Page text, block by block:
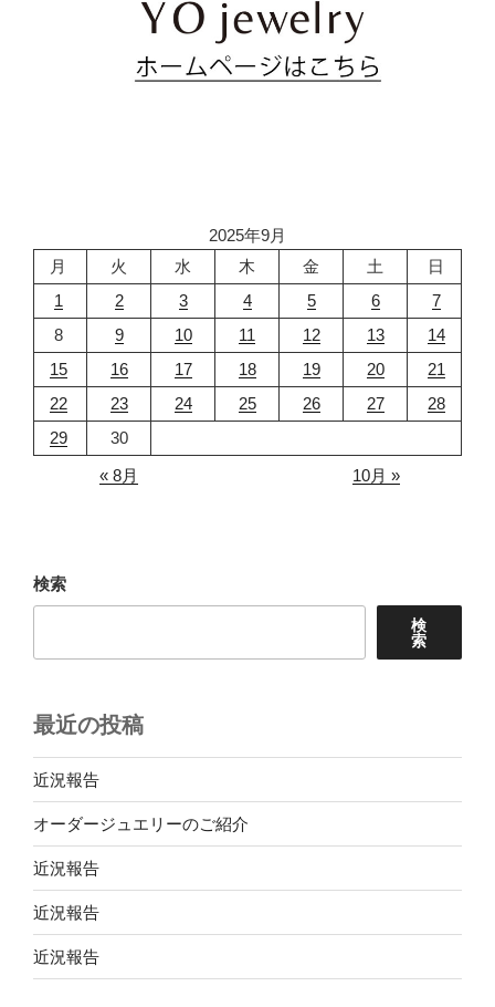
2025年9月
月
火 水 木 金 土
日
1
2 3 4 5 6
7
8
9 10 11 12 13
14
15
16 17 18 19 20
21
22
23 24 25 26 27
28
29
30
« 8月
10月 »
検索
検
索
最近の投稿
近況報告
オーダージュエリーのご紹介
近況報告
近況報告
近況報告